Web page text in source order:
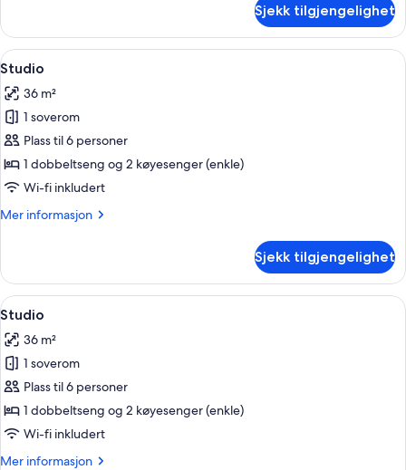
Sjekk tilgjengelighet
Åpne
alle
bildene
av
Studio
32
Studio
36 m²
1 soverom
Plass til 6 personer
1 dobbeltseng og 2 køyesenger (enkle)
Wi-fi inkludert
Mer informasjon
Mer
Sjekk tilgjengelighet
Åpne
alle
bildene
av
Studio
29
Studio
36 m²
1 soverom
Plass til 6 personer
1 dobbeltseng og 2 køyesenger (enkle)
Wi-fi inkludert
Mer informasjon
Mer